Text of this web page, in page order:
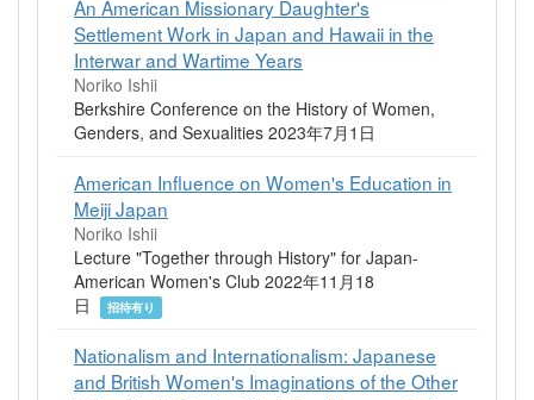
An American Missionary Daughter's
Settlement Work in Japan and Hawaii in the
Interwar and Wartime Years
Noriko Ishii
Berkshire Conference on the History of Women,
Genders, and Sexualities 2023年7月1日
American Influence on Women's Education in
Meiji Japan
Noriko Ishii
Lecture "Together through History" for Japan-
American Women's Club 2022年11月18
日
招待有り
Nationalism and Internationalism: Japanese
and British Women's Imaginations of the Other